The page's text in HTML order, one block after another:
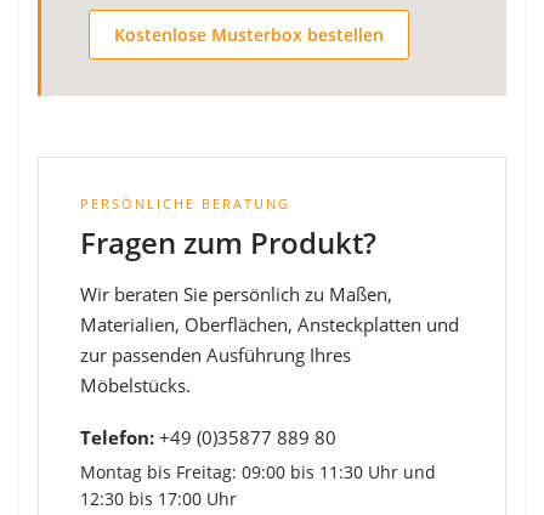
Kostenlose Musterbox bestellen
PERSÖNLICHE BERATUNG
Fragen zum Produkt?
Wir beraten Sie persönlich zu Maßen,
Materialien, Oberflächen, Ansteckplatten und
zur passenden Ausführung Ihres
Möbelstücks.
Telefon: +49 (0)35877 889 80
Montag bis Freitag: 09:00 bis 11:30 Uhr und
12:30 bis 17:00 Uhr